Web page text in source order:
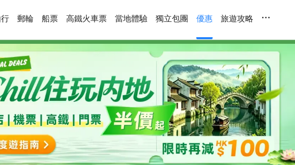
郵輪 船票 高鐵火車票 當地體驗 獨立包團 優惠 旅遊攻略 ...